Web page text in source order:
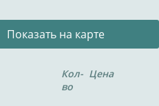
Показать на карте
Кол-
во
Цена